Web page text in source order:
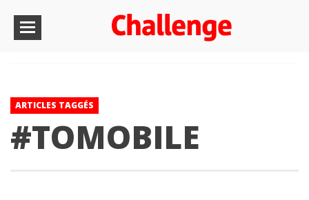
ARTICLES TAGGÉS
#TOMOBILE